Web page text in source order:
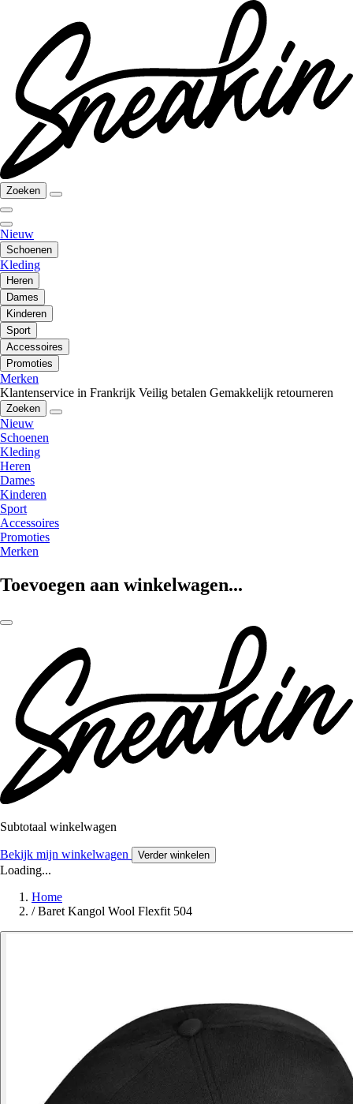
Zoeken
Nieuw
Schoenen
Kleding
Heren
Dames
Kinderen
Sport
Accessoires
Promoties
Merken
Klantenservice in Frankrijk Veilig betalen Gemakkelijk retourneren
Zoeken
Nieuw
Schoenen
Kleding
Heren
Dames
Kinderen
Sport
Accessoires
Promoties
Merken
Toevoegen aan winkelwagen...
Subtotaal winkelwagen
Bekijk mijn winkelwagen Verder winkelen
Loading...
Home
/ Baret Kangol Wool Flexfit 504